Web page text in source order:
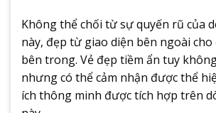
Không thể chối từ sự quyến rũ của
này, đẹp từ giao diện bên ngoài
bên trong. Vẻ đẹp tiềm ẩn tuy
nhưng có thể cảm nhận được thể
ích thông minh được tích hợp trên